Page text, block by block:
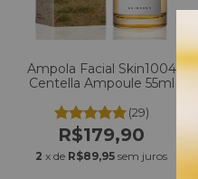
Ampola Facial Skin1004
Centella Ampoule 55ml
(29)
R$179,90
2 x de R$89,95 sem juros